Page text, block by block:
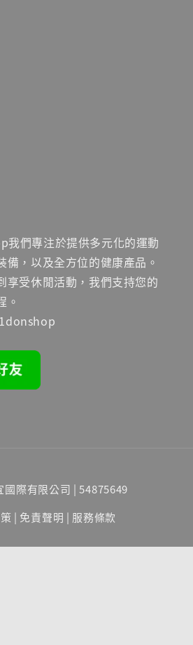
們專注於提供多元化的運動
備，以及全方位的健康產品。
享受休閒活動，我們支持您的
。
國際有限公司 | 54875649
| 免責聲明 | 服務條款